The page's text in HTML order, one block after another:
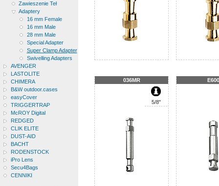
Zawieszenie Teł
Adaptery
16 mm Female
16 mm Male
28 mm Male
Special Adapter
Super Clamp Adapter
Swivelling Adapters
AVENGER
LASTOLITE
CHIMERA
B&W outdoor.cases
easyCover
TRIGGERTRAP
McROY Digital
REDGED
CLIK ELITE
DUST-AID
BACHT
RODENSTOCK
iPro Lens
Secu4Bags
CENNIKI
036MR
5/8"
E600